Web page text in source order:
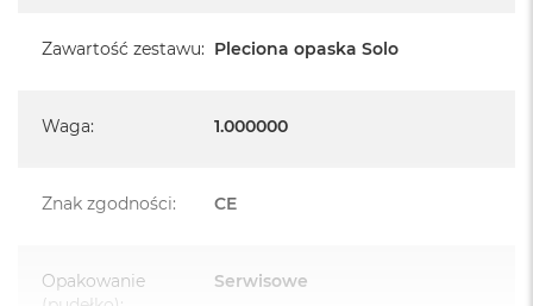
Zawartość zestawu: Pleciona opaska Solo
Waga: 1.000000
Znak zgodności: CE
Opakowanie
Serwisowe